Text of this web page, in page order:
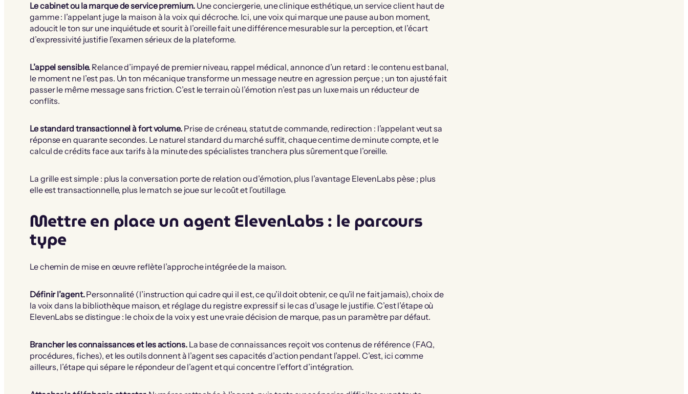
Le cabinet ou la marque de service premium.Une conciergerie, une clinique esthétique, un service client haut de
gamme : l’appelant juge la maison à la voix qui décroche. Ici, une voix qui marque une pause au bon moment,
adoucit le ton sur une inquiétude et sourit à l’oreille fait une différence mesurable sur la perception, et l’écart
d’expressivité justifie l’examen sérieux de la plateforme.
L’appel sensible. Relance d’impayé de premier niveau, rappel médical, annonce d’un retard : le contenu est banal,
le moment ne l’est pas. Un ton mécanique transforme un message neutre en agression perçue ; un ton ajusté fait
passer le même message sans friction. C’est le terrain où l’émotion n’est pas un luxe mais un réducteur de
conflits.
Le standard transactionnel à fort volume.Prise de créneau, statut de commande, redirection : l’appelant veut sa
réponse en quarante secondes. Le naturel standard du marché suffit, chaque centime de minute compte, et le
calcul de crédits face aux tarifs à la minute des spécialistes tranchera plus sûrement que l’oreille.
La grille est simple : plus la conversation porte de relation ou d’émotion, plus l’avantage ElevenLabs pèse ; plus
elle est transactionnelle, plus le match se joue sur le coût et l’outillage.
Mettre en place un agent ElevenLabs : le parcours
type
Le chemin de mise en œuvre reflète l’approche intégrée de la maison.
Définir l’agent.Personnalité (l’instruction qui cadre qui il est, ce qu’il doit obtenir, ce qu’il ne fait jamais), choix de
la voix dans la bibliothèque maison, et réglage du registre expressif si le cas d’usage le justifie. C’est l’étape où
ElevenLabs se distingue : le choix de la voix y est une vraie décision de marque, pas un paramètre par défaut.
Brancher les connaissances et les actions.La base de connaissances reçoit vos contenus de référence (FAQ,
procédures, fiches), et les outils donnent à l’agent ses capacités d’action pendant l’appel. C’est, ici comme
ailleurs, l’étape qui sépare le répondeur de l’agent et qui concentre l’effort d’intégration.